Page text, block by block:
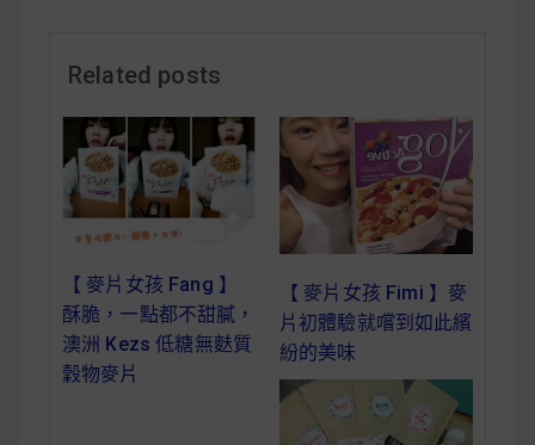
減醣食材推薦
減醣料理食譜
蔬食純素營養
純素料理食譜
蔬食純素餐廳推薦
Related posts
【 麥片女孩 Fang 】
酥脆，一點都不甜膩，
澳洲 Kezs 低糖無麩質
穀物麥片
【 麥片女孩 Fimi 】麥
片初體驗就嚐到如此繽
紛的美味